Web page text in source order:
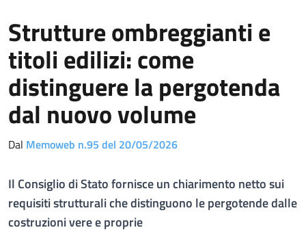
Strutture ombreggianti e
titoli edilizi: come
distinguere la pergotenda
dal nuovo volume
Dal Memoweb n.95 del 20/05/2026
Il Consiglio di Stato fornisce un chiarimento netto sui
requisiti strutturali che distinguono le pergotende dalle
costruzioni vere e proprie